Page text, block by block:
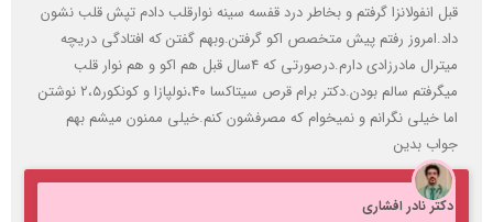
قبل انفولانزا گرفتم و بخاطر درد قفسه سینه نوارقلب دادم تپش قلب نشون
داد.امروز رفتم پیش متخصص اکو گرفتن.وبهم گفتن که افتادگی دریچه
میترال مادرزادی دارم.درصورتی که ۴سال قبل هم اکو و هم نوار قلب
میگرفتم سالم بودن.دکتر برام قرص سیتاکسا ۴۰،نولپازا و کونکور۲،۵ نوشتن
اما خیلی نگرانم و نمیخوام که مصرفشون کنم.خیلی ممنون میشم بهم
جواب بدین
دکتر نادر افشاری